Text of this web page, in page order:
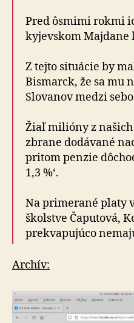
Pred ôsmimi rokmi
kyjevskom Majdane
Z tejto situácie by
Bismarck, že sa mu
Slovanov medzi
Žiaľ milióny z
zbrane dodávané
pritom penzie
1,3 %‘.
Na primerané platy
školstve Čaputová,
prekvapujúco
Archív: